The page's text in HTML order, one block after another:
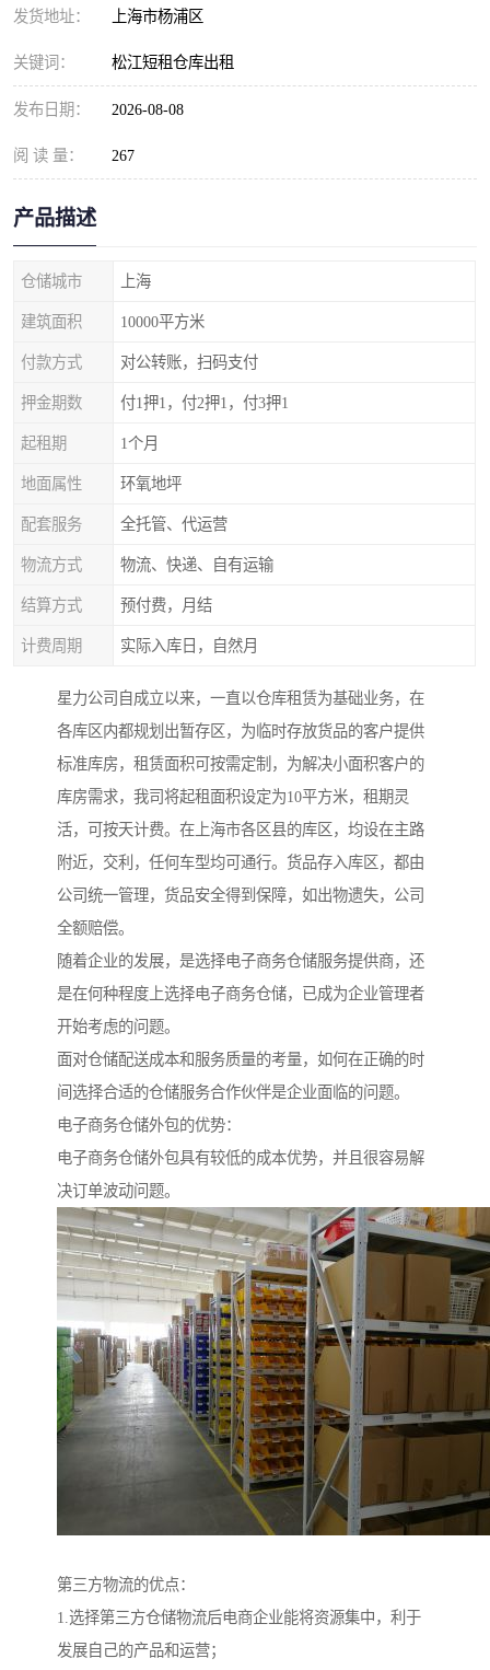
发货地址： 上海市杨浦区
关键词： 松江短租仓库出租
发布日期： 2026-08-08
阅 读 量： 267
产品描述
仓储城市 上海
建筑面积 10000平方米
付款方式 对公转账，扫码支付
押金期数 付1押1，付2押1，付3押1
起租期 1个月
地面属性 环氧地坪
配套服务 全托管、代运营
物流方式 物流、快递、自有运输
结算方式 预付费，月结
计费周期 实际入库日，自然月
星力公司自成立以来，一直以仓库租赁为基础业务，在
各库区内都规划出暂存区，为临时存放货品的客户提供
标准库房，租赁面积可按需定制，为解决小面积客户的
库房需求，我司将起租面积设定为10平方米，租期灵
活，可按天计费。在上海市各区县的库区，均设在主路
附近，交利，任何车型均可通行。货品存入库区，都由
公司统一管理，货品安全得到保障，如出物遗失，公司
全额赔偿。
随着企业的发展，是选择电子商务仓储服务提供商，还
是在何种程度上选择电子商务仓储，已成为企业管理者
开始考虑的问题。
面对仓储配送成本和服务质量的考量，如何在正确的时
间选择合适的仓储服务合作伙伴是企业面临的问题。
电子商务仓储外包的优势：
电子商务仓储外包具有较低的成本优势，并且很容易解
决订单波动问题。
第三方物流的优点：
1.选择第三方仓储物流后电商企业能将资源集中，利于
发展自己的产品和运营；